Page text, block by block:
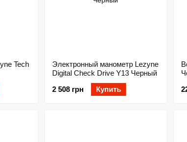
Tech
Электронный манометр Lezyne
Digital Check Drive Y13 Черный
2 508 грн
Купить